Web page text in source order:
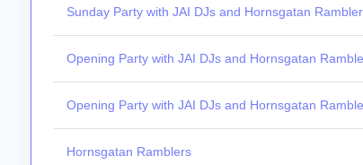
Sunday Party with JAI DJs and Hornsgatan
Opening Party with JAI DJs and Hornsgatan
Opening Party with JAI DJs and Hornsgatan
Hornsgatan Ramblers